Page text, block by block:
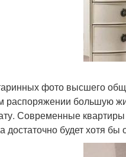
фото высшего
распоряжении большую
Современные
достаточно будет хотя бы